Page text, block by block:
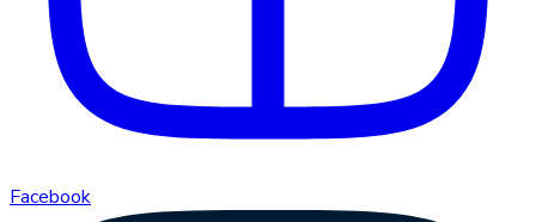
Facebook